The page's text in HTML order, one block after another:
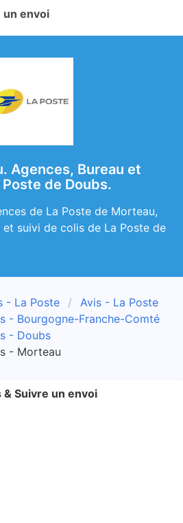
un envoi
Agences, Bureau et
de Doubs.
de La Poste de Morteau,
suivi de colis de La Poste de
- La Poste
Avis - La Poste
- Bourgogne-Franche-Comté
- Doubs
- Morteau
& Suivre un envoi